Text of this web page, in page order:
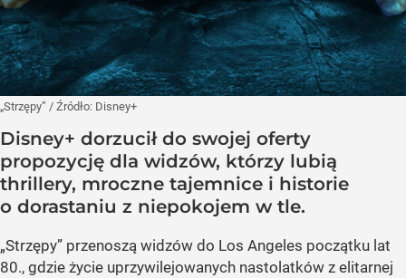
„Strzępy” / Źródło: Disney+
Disney+ dorzucił do swojej oferty
propozycję dla widzów, którzy lubią
thrillery, mroczne tajemnice i historie
o dorastaniu z niepokojem w tle.
„Strzępy” przenoszą widzów do Los Angeles początku lat
80., gdzie życie uprzywilejowanych nastolatków z elitarnej